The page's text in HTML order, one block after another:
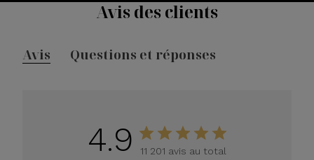
Avis des clients
Avis Questions et réponses
4.9
11 201 avis au total